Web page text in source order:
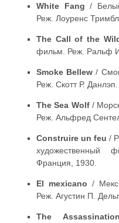
White Fang /
Реж. Лоуренс
The Call of the
фильм. Реж. Ральф
Smoke Bellew /
Реж. Скотт Р.
The Sea Wolf/
Реж. Альфред
Construire un feu /
художественный
Франция, 1930.
El mexicano /
Реж. Агустин П.
The